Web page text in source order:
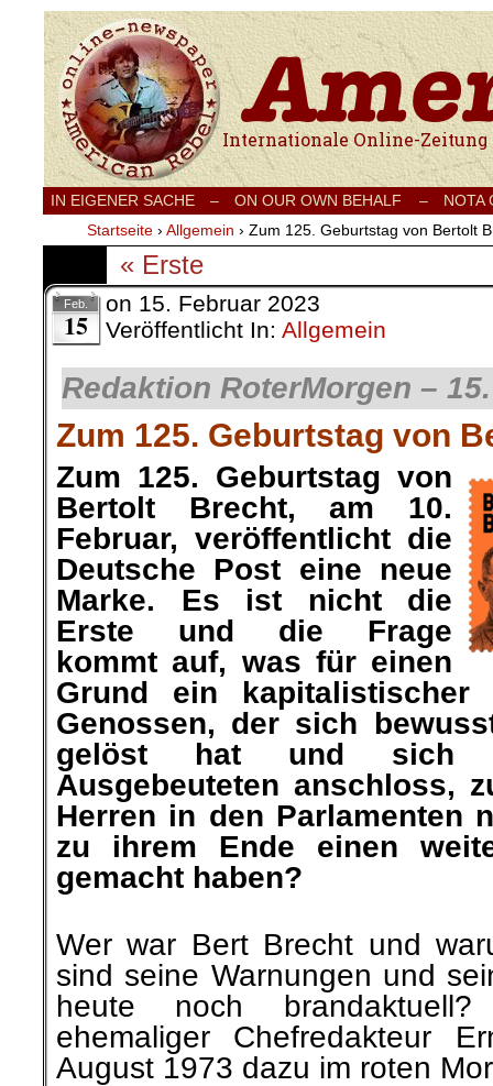
Internationale Onlinezeitung für Frieden,
IN EIGENER SACHE – ON OUR OWN BEHALF –
NOTA
Startseite › Allgemein › Zum 125. Geburtstag von Bertolt
« Erste
Feb.
15
on 15. Februar 2023
Veröffentlicht In: Allgemein
Redaktion RoterMorgen –
Zum 125. Geburtstag von
Zum 125. Geburtstag von
Bertolt Brecht, am 10.
Februar, veröffentlicht die
Deutsche Post eine neue
Marke. Es ist nicht die
Erste und die Frage
kommtauf, was für einen
Grund ein kapitalistischer
Genossen, der sich
gelöst hat und sich
Ausgebeuteten anschloss,
Herren in den Parlamenten
zu ihrem Ende einen
gemacht haben?
Wer war Bert Brecht und
sind seine Warnungen und
heute noch brandaktuell?
ehemaliger Chefredakteur
August 1973 dazu im roten